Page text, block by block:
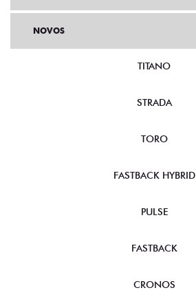
NOVOS
TITANO
STRADA
TORO
FASTBACK HYBRID
PULSE
FASTBACK
CRONOS